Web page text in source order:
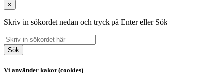
×
Skriv in sökordet nedan och tryck på Enter eller Sök
Sök
Vi använder kakor (cookies)